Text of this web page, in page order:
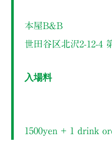
本屋B&B
世田谷区北沢2-12-4
入場料
1500yen ＋ 1 drink